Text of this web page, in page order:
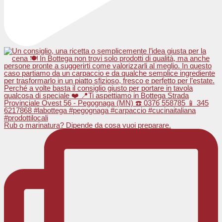
Rub o marinatura? Dipende da cosa vuoi preparare.